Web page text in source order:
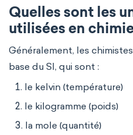
Quelles sont les
utilisées en
Généralement, les
base du SI, qui sont :
le kelvin (température)
le kilogramme (poids)
la mole (quantité)